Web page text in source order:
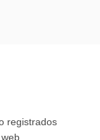
registrados